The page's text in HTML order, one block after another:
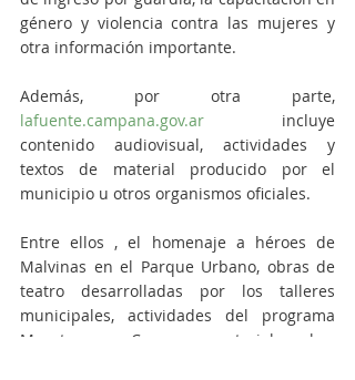
género y violencia contra las mujeres y
otra información importante.
lafuente.campana.gov.ar incluye
contenido audiovisual, actividades y
textos de material producido por el
municipio u otros organismos oficiales.
Entre ellos , el homenaje a héroes de
Malvinas en el Parque Urbano, obras de
teatro desarrolladas por los talleres
municipales, actividades del programa
Movete en Casa y material sobre